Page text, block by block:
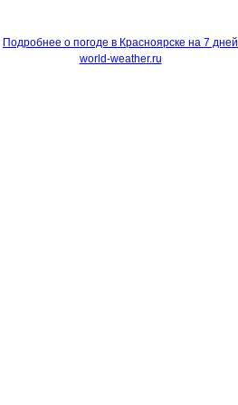
Подробнее о погоде в Красноярске на 7 дней
world-weather.ru